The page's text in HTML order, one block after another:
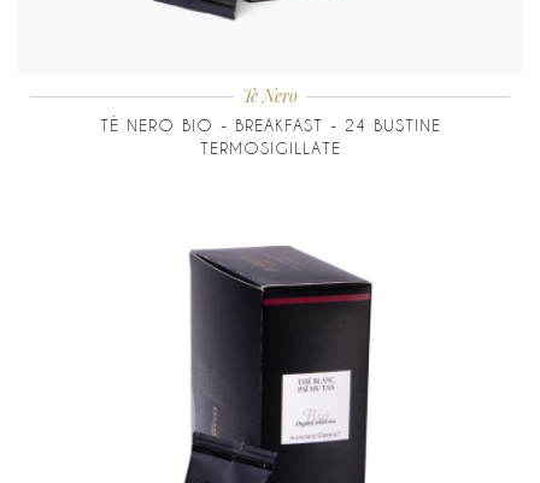
Tè Nero
TÈ NERO BIO - BREAKFAST - 24 BUSTINE
TERMOSIGILLATE